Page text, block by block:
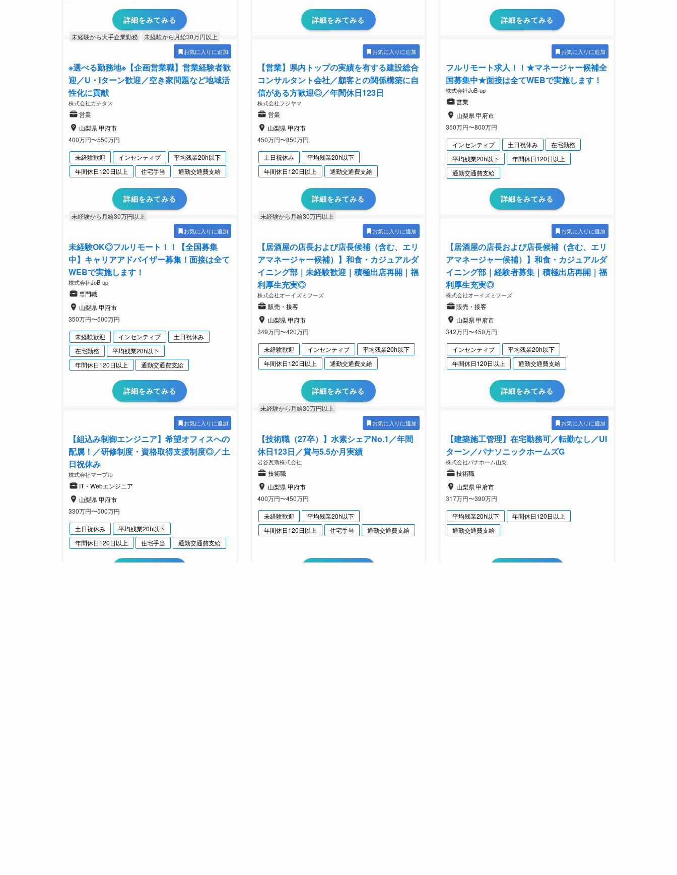
詳細をみてみる 詳細をみてみる 詳細をみてみる
未経験から大手企業勤務 未経験から月給30万円以上
お気に入りに追加
※選べる勤務地※【企画営業職】営業経験者歓
迎／U・Iターン歓迎／空き家問題など地域活
性化に貢献
株式会社カチタス
営業
山梨県 甲府市
400万円〜550万円
未経験歓迎 インセンティブ
平均残業20h以下
年間休日120日以上
住宅手当 通勤交通費支給
詳細をみてみる
お気に入りに追加
【営業】県内トップの実績を有する建設総合
コンサルタント会社／顧客との関係構築に自
信がある方歓迎◎／年間休日123日
株式会社フジヤマ
営業
山梨県 甲府市
450万円〜850万円
土日祝休み
平均残業20h以下
年間休日120日以上
通勤交通費支給
詳細をみてみる
お気に入りに追加
フルリモート求人！！★マネージャー候補全
国募集中★面接は全てWEBで実施します！
株式会社JoB-up
営業
山梨県 甲府市
350万円〜800万円
インセンティブ 土日祝休み
在宅勤務
平均残業20h以下
年間休日120日以上
通勤交通費支給
詳細をみてみる
未経験から月給30万円以上
お気に入りに追加
未経験OK◎フルリモート！！【全国募集
中】キャリアアドバイザー募集！面接は全て
WEBで実施します！
株式会社JoB-up
専門職
山梨県 甲府市
350万円〜500万円
未経験歓迎 インセンティブ
土日祝休み
在宅勤務
平均残業20h以下
年間休日120日以上
通勤交通費支給
詳細をみてみる
未経験から月給30万円以上
お気に入りに追加
【居酒屋の店長および店長候補（含む、エリ
アマネージャー候補）】和食・カジュアルダ
イニング部｜未経験歓迎｜積極出店再開｜福
利厚生充実◎
株式会社オーイズミフーズ
販売・接客
山梨県 甲府市
349万円〜420万円
未経験歓迎 インセンティブ
平均残業20h以下
年間休日120日以上
通勤交通費支給
詳細をみてみる
お気に入りに追加
【居酒屋の店長および店長候補（含む、エリ
アマネージャー候補）】和食・カジュアルダ
イニング部｜経験者募集｜積極出店再開｜福
利厚生充実◎
株式会社オーイズミフーズ
販売・接客
山梨県 甲府市
342万円〜450万円
インセンティブ
平均残業20h以下
年間休日120日以上
通勤交通費支給
詳細をみてみる
お気に入りに追加
【組込み制御エンジニア】希望オフィスへの
配属！／研修制度・資格取得支援制度◎／土
日祝休み
株式会社マーブル
IT・Webエンジニア
山梨県 甲府市
330万円〜500万円
土日祝休み
平均残業20h以下
年間休日120日以上
住宅手当 通勤交通費支給
未経験から月給30万円以上
お気に入りに追加
【技術職（27卒）】水素シェアNo.1／年間
休日123日／賞与5.5か月実績
岩谷瓦斯株式会社
技術職
山梨県 甲府市
400万円〜450万円
未経験歓迎
平均残業20h以下
年間休日120日以上
住宅手当 通勤交通費支給
お気に入りに追加
【建築施工管理】在宅勤務可／転勤なし／UI
ターン／パナソニックホームズG
株式会社パナホーム山梨
技術職
山梨県 甲府市
317万円〜390万円
平均残業20h以下
年間休日120日以上
通勤交通費支給